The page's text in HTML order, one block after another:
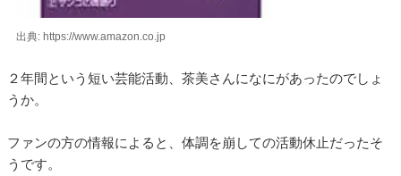
出典: https://www.amazon.co.jp
２年間という短い芸能活動、茶美さんになにがあったのでしょ
うか。
ファンの方の情報によると、体調を崩しての活動休止だったそ
うです。